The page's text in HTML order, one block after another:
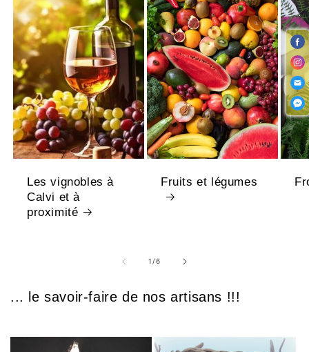
Les vignobles à
Calvi et à
proximité
Fruits et légumes
1 /6
... le savoir-faire de nos artisans !!!